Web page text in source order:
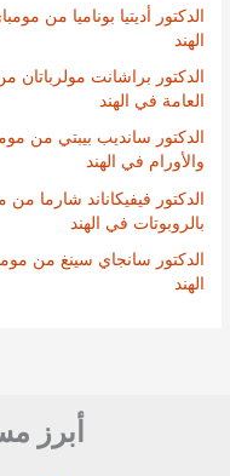
الدكتور أديتيا بوناميا من
الهند
الدكتور براشانت
العامة في الهند
الدكتور سانديب بيبتي من
والأورام في الهند
الدكتور فيفيكاناند شارما
بالروبوتات في الهند
الدكتور سانجاي سينغ من
الهند
أبرز